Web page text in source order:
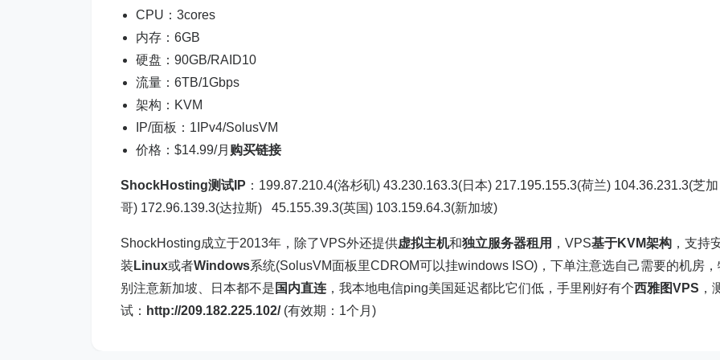
CPU：3cores
内存：6GB
硬盘：90GB/RAID10
流量：6TB/1Gbps
架构：KVM
IP/面板：1IPv4/SolusVM
价格：$14.99/月 购买链接
ShockHosting测试IP ：199.87.210.4(洛杉矶) 43.230.163.3(日本) 217.195.155.3(荷兰) 104.36.231.3(芝加
哥) 172.96.139.3(达拉斯) 45.155.39.3(英国) 103.159.64.3(新加坡)
ShockHosting成立于2013年，除了VPS外还提供虚拟主机和独立服务器租用 ，VPS基于KVM架构 ，支持
装 Linux或者Windows系统(SolusVM面板里CDROM可以挂windows ISO)，下单注意选自己需要的机房，
别注意新加坡、日本都不是 国内直连 ，我本地电信ping美国延迟都比它们低，手里刚好有个西雅图VPS ，
试： http://209.182.225.102/(有效期：1个月)